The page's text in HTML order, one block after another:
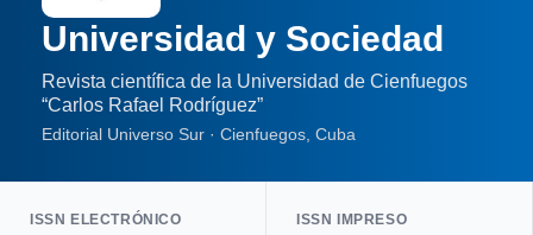
Universidad y Sociedad
Revista científica de la Universidad de Cienfuegos
“Carlos Rafael Rodríguez”
Editorial Universo Sur · Cienfuegos, Cuba
ISSN ELECTRÓNICO ISSN IMPRESO